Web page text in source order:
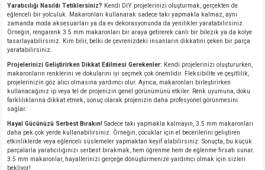
Yaratıcılığı Nasıldı Tetiklersiniz? Kendi DIY projelerinizi oluşturmak, gerçekten de
eğlenceli bir yolculuk. Makaronları kullanarak sadece takı yapmakla kalmaz, aynı
zamanda moda aksesuarları ya da ev dekorasyonunda da yenilikler yaratabilirsiniz.
Örneğin, rengarenk 3.5 mm makaronları bir araya getirerek canlı bir bilezik ya da kolye
tasarlayabilirsiniz. Kim bilir, belki de çevrenizdeki insanların dikkatini çeken bir parça
yaratabilirsiniz.
Projelerinizi Geliştirirken Dikkat Edilmesi Gerekenler: Kendi projelerinizi oluştururken,
makaronların renklerini ve dokularını iyi seçmek çok önemlidir. Fleksibilite ve çeşitlilik,
projelerinizin göz alıcı olmasına yardımcı olur. Ayrıca, makaronları birleştirirken
kullanacağınız ip veya tel de projenizin genel görünümünü etkiler. Renk uyumuna, doku
farklılıklarına dikkat etmek, sonuç olarak projenizin daha profesyonel görünmesini
sağlar.
Hayal Gücünüzü Serbest Bırakın! Sadece takı yapmakla kalmayın, 3.5 mm makaronları
daha pek çok yerde kullanabilirsiniz. Örneğin, çocuklar için el becerilerini geliştiren
etkinliklerde veya eğlenceli süslemeler yapmaktan keyif alabilirsiniz. Sonuçta, bu küçük
parçalarla yaratıcılığınızı serbest bırakmak, hem öğrenme hem de eğlenme fırsatı sunar.
3.5 mm makaronlar, hayallerinizi gerçeğe dönüştürmenize yardımcı olmak için sizleri
bekliyor!